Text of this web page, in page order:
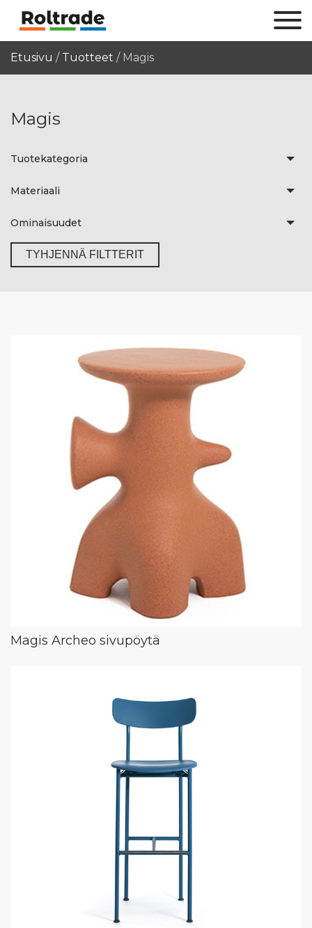
Etusivu / Tuotteet / Magis
Magis
Tuotekategoria
Materiaali
Ominaisuudet
TYHJENNÄ FILTTERIT
Magis Archeo sivupöytä